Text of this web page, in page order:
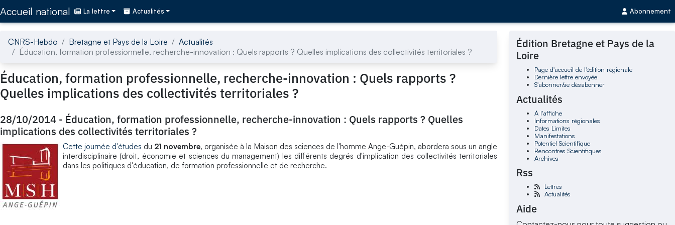
Accueil national La lettre Actualités Abonnement
CNRS-Hebdo Bretagne et Pays de la Loire
Actualités
Éducation, formation professionnelle, recherche-innovation : Quels rapports ? Quelles implications des collectivités territoriales ?
Éducation, formation professionnelle, recherche-innovation : Quels rapports ?
Quelles implications des collectivités territoriales ?
28/10/2014 - Éducation, formation professionnelle, recherche-innovation : Quels rapports ? Quelles
implications des collectivités territoriales ?
Cette journée d'études du 21 novembre, organisée à la Maison des sciences de l'homme Ange-Guépin, abordera sous un angle
interdisciplinaire (droit, économie et sciences du management) les différents degrés d'implication des collectivités territoriales
dans les politiques d'éducation, de formation professionnelle et de recherche.
Édition Bretagne et Pays de la
Loire
Page d'accueil de l'édition régionale
Dernière lettre envoyée
S'abonner/se désabonner
Actualités
À l'affiche
Informations régionales
Dates Limites
Manifestations
Potentiel Scientifique
Rencontres Scientifiques
Archives
Rss
Lettres
Actualités
Aide